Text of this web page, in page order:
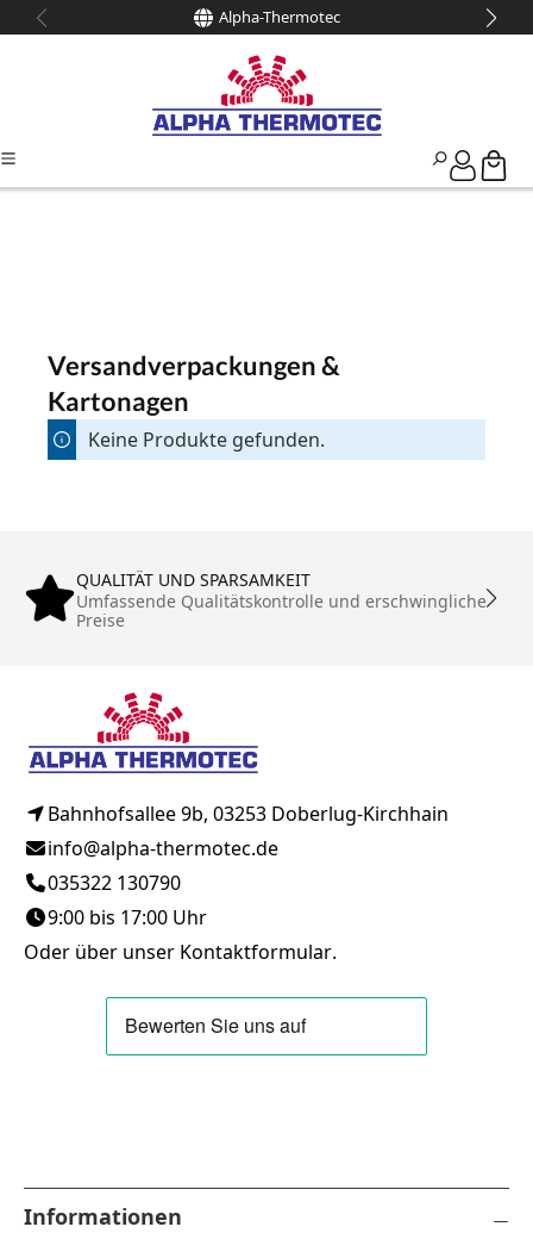
springen Alpha-Thermotec
Versandverpackungen &
Kartonagen
Keine Produkte gefunden.
QUALITÄT UND SPARSAMKEIT
Umfassende Qualitätskontrolle und erschwingliche
Preise
Bahnhofsallee 9b, 03253 Doberlug-Kirchhain
info@alpha-thermotec.de
035322 130790
9:00 bis 17:00 Uhr
Oder über unser Kontaktformular.
Informationen